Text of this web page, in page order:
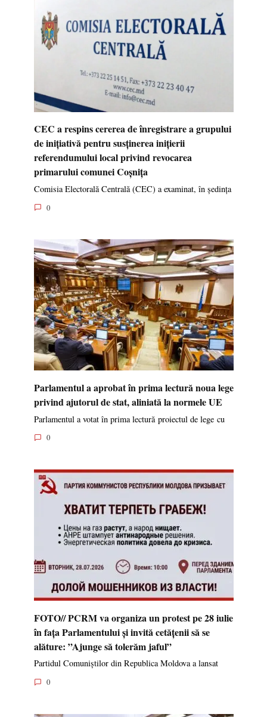
CEC a respins cererea de înregistrare a grupului
de inițiativă pentru susținerea inițierii
referendumului local privind revocarea
primarului comunei Coșnița
Comisia Electorală Centrală (CEC) a examinat, în ședința
0
Parlamentul a aprobat în prima lectură noua lege
privind ajutorul de stat, aliniată la normele UE
Parlamentul a votat în prima lectură proiectul de lege cu
0
FOTO// PCRM va organiza un protest pe 28 iulie
în fața Parlamentului și invită cetățenii să se
alăture: ”Ajunge să tolerăm jaful”
Partidul Comuniștilor din Republica Moldova a lansat
0